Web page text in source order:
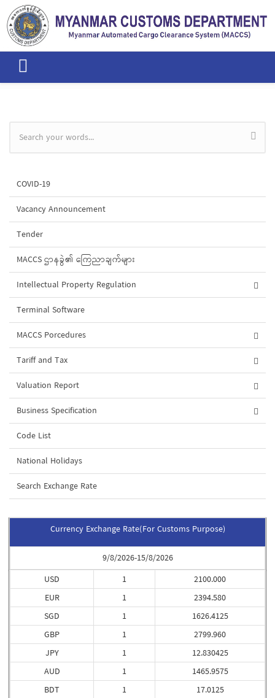
Skip to main content
Search form
COVID-19
Vacancy Announcement
Tender
MACCS ဌာနခွဲ၏ ကြေညာချက်များ
Intellectual Property Regulation
Terminal Software
MACCS Porcedures
Tariff and Tax
Valuation Report
Business Specification
Code List
National Holidays
Search Exchange Rate
Currency Exchange Rate(For Customs Purpose)
9/8/2026-15/8/2026
USD
EUR
SGD
GBP
JPY
AUD
BDT
1
1
1
1
1
1
1
2100.000
2394.580
1626.4125
2799.960
12.830425
1465.9575
17.0125